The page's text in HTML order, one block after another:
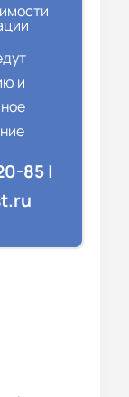
и
85 |